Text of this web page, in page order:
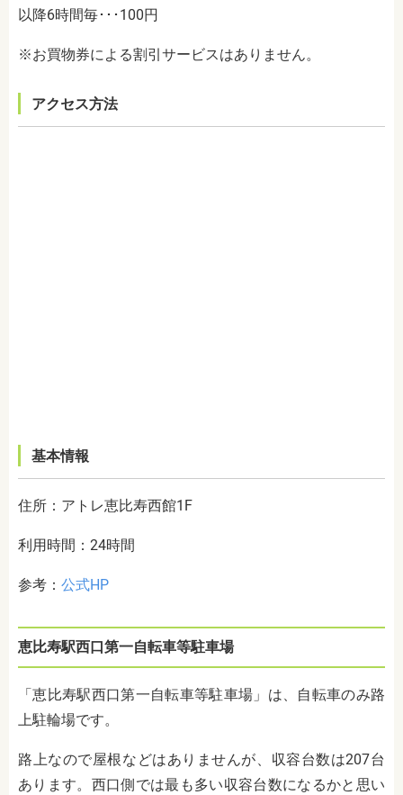
以降6時間毎･･･100円
※お買物券による割引サービスはありません。
アクセス方法
基本情報
住所：アトレ恵比寿西館1F
利用時間：24時間
参考： 公式HP
恵比寿駅西口第一自転車等駐車場
「恵比寿駅西口第一自転車等駐車場」は、自転車のみ路
上駐輪場です。
路上なので屋根などはありませんが、収容台数は207台
あります。西口側では最も多い収容台数になるかと思い